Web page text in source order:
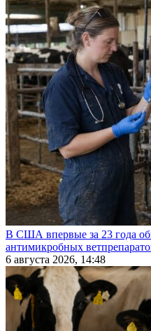
В США впервые за 23 года
антимикробных
6 августа 2026, 14:48